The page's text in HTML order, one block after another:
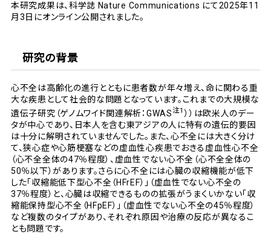
本研究成果は、科学誌 Nature Communications にて2025年11
月3日にオンライン公開されました。
研究の背景
心不全は高齢化の進行とともに患者数が年々増え、命に関わる重
大な疾患として社会的な問題となっています。これまでの大規模な
遺伝子研究（ゲノムワイド関連解析：GWAS注1））は欧米人のデー
タが中心であり、日本人を含む東アジアの人に特有の遺伝的要因
は十分に解明されていませんでした。また、心不全には大きく分け
て、狭心症や心筋梗塞などの虚血性心疾患でおきる虚血性心不全
（心不全全体の47％程度）、虚血性でない心不全（心不全全体の
50％以下）があります。さらに心不全には心臓の収縮機能が低下
した「収縮能低下型心不全（HFrEF）」（虚血性でない心不全の
37％程度）と、心臓は収縮できるものの拡張がうまくいかない「収
縮能保持型心不全（HFpEF）」（虚血性でない心不全の45％程度）
など複数のタイプがあり、それぞれ原因や治療の反応が異なるこ
とも問題です。